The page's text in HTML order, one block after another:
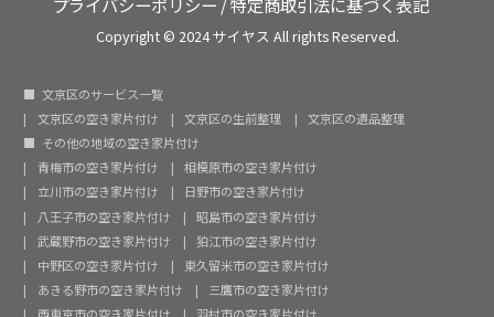
Copyright © 2024 サイヤス All rights Reserved.
文京区のサービス一覧
文京区の空き家片付け
文京区の生前整理
文京区の遺品整理
その他の地域の空き家片付け
青梅市の空き家片付け
相模原市の空き家片付け
立川市の空き家片付け
日野市の空き家片付け
八王子市の空き家片付け
昭島市の空き家片付け
武蔵野市の空き家片付け
狛江市の空き家片付け
中野区の空き家片付け
東久留米市の空き家片付け
あきる野市の空き家片付け
三鷹市の空き家片付け